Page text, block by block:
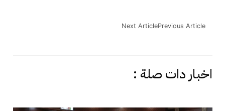
Previous Article
Next Article
اخبار دات صلة :